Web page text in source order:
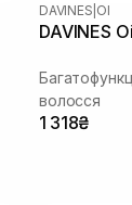
DAVINES OI
DAVINES
волосся
1 318₴